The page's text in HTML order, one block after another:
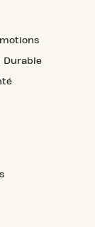
Durable